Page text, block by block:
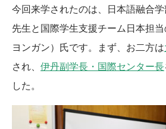
今回来学されたのは、日本語融合
先生と国際学生支援チーム日本担当
ヨンガン）氏です。まず、お二方は
され、 伊丹副学長・国際センター長
した。